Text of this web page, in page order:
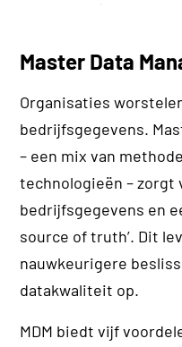
Master Data
Organisaties
bedrijfsgegevens.
– een mix van
technologieën – zorgt
bedrijfsgegevens en
source of truth’. Dit
nauwkeurigere
datakwaliteit op.
MDM biedt vijf